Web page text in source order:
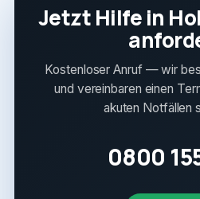
Jetzt Hilfe in
Kostenloser Anruf — wir
und vereinbaren einen
akuten Notfällen
0800